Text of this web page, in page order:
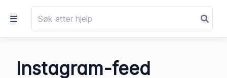
Instagram-feed